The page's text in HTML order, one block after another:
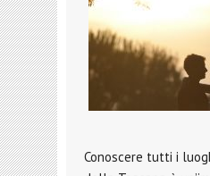
Conoscere tutti i